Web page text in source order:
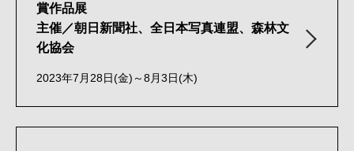
賞作品展
主催／朝日新聞社、全日本写真連盟、森林文
化協会
2023年7月28日(金)～8月3日(木)